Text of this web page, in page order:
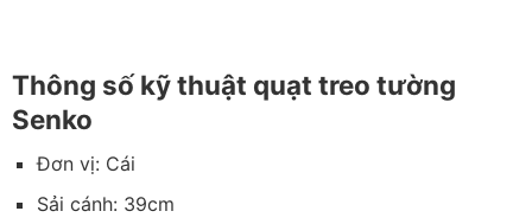
Thông số kỹ thuật quạt treo tường
Senko
Đơn vị: Cái
Sải cánh: 39cm